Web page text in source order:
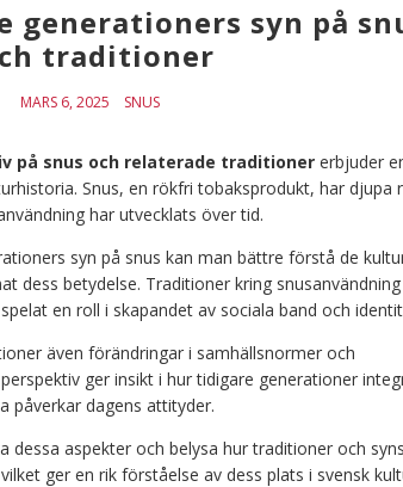
generationers syn på
traditioner
MARS 6, 2025 SNUS
på snus och relaterade traditioner erbjuder
Snus, en rökfri tobaksprodukt, har djupa
har utvecklats över tid.
syn på snus kan man bättre förstå de
dess betydelse. Traditioner kring
en roll i skapandet av sociala band och
även förändringar i samhällsnormer och
ger insikt i hur tidigare generationer
påverkar dagens attityder.
dessa aspekter och belysa hur traditioner och
ger en rik förståelse av dess plats i svensk